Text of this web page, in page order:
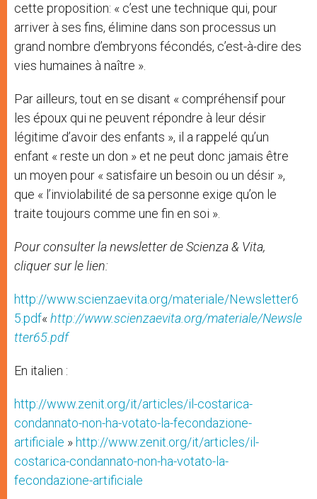
cette proposition: « c’est une technique qui, pour
arriver à ses fins, élimine dans son processus un
grand nombre d’embryons fécondés, c’est-à-dire des
vies humaines à naître ».
Par ailleurs, tout en se disant « compréhensif pour
les époux qui ne peuvent répondre à leur désir
légitime d’avoir des enfants », il a rappelé qu’un
enfant « reste un don » et ne peut donc jamais être
un moyen pour « satisfaire un besoin ou un désir »,
que « l’inviolabilité de sa personne exige qu’on le
traite toujours comme une fin en soi ».
Pour consulter la newsletter de Scienza & Vita,
cliquer sur le lien:
http://www.scienzaevita.org/materiale/Newsletter6
5.pdf« http://www.scienzaevita.org/materiale/Newsle
tter65.pdf
En italien :
http://www.zenit.org/it/articles/il-costarica-
condannato-non-ha-votato-la-fecondazione-
artificiale » http://www.zenit.org/it/articles/il-
costarica-condannato-non-ha-votato-la-
fecondazione-artificiale